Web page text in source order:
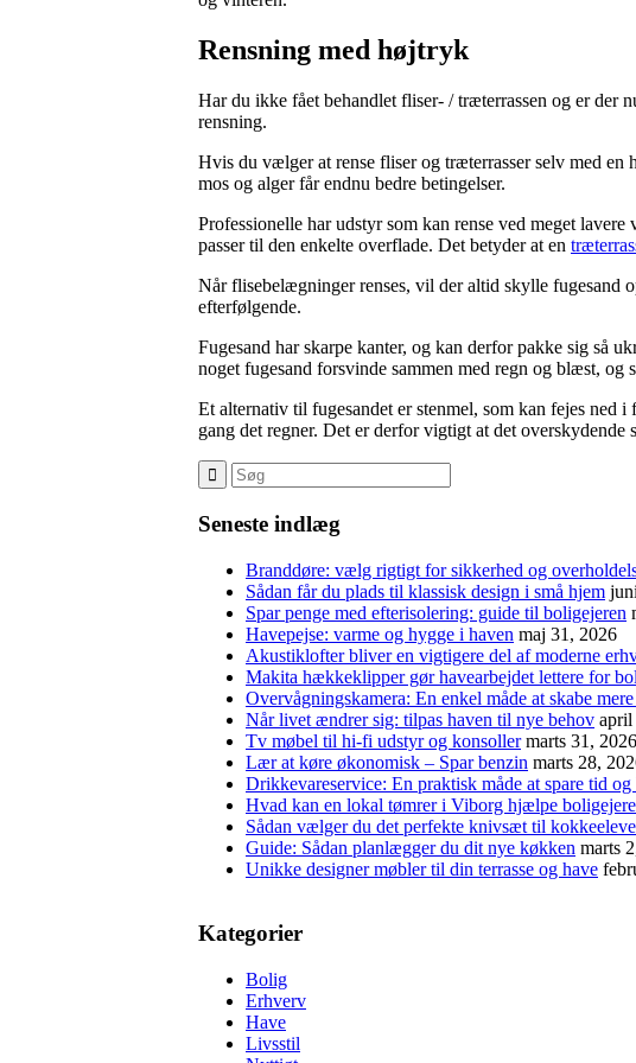
Rensning med højtryk
Har du ikke fået behandlet fliser- / træterrassen og er der
rensning.
Hvis du vælger at rense fliser og træterrasser selv med en
mos og alger får endnu bedre betingelser.
Professionelle har udstyr som kan rense ved meget
passer til den enkelte overflade. Det betyder at en
Når flisebelægninger renses, vil der altid skylle fugesand
efterfølgende.
Fugesand har skarpe kanter, og kan derfor pakke sig så
noget fugesand forsvinde sammen med regn og blæst,
Et alternativ til fugesandet er stenmel, som kan fejes ned
gang det regner. Det er derfor vigtigt at det
Seneste indlæg
Branddøre: vælg rigtigt for sikkerhed og
Sådan får du plads til klassisk design i små hjem
Spar penge med efterisolering: guide til boligejeren
Havepejse: varme og hygge i haven maj 31, 2026
Akustiklofter bliver en vigtigere del af moderne
Makita hækkeklipper gør havearbejdet lettere for
Overvågningskamera: En enkel måde at skabe
Når livet ændrer sig: tilpas haven til nye behov april
Tv møbel til hi-fi udstyr og konsoller marts 31, 2026
Lær at køre økonomisk – Spar benzin marts 28,
Drikkevareservice: En praktisk måde at spare tid
Hvad kan en lokal tømrer i Viborg hjælpe
Sådan vælger du det perfekte knivsæt til
Guide: Sådan planlægger du dit nye køkken marts
Unikke designer møbler til din terrasse og have
Kategorier
Bolig
Erhverv
Have
Livsstil